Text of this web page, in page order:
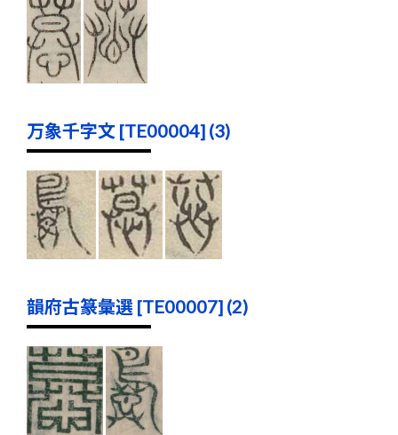
万象千字文 [TE00004] (3)
韻府古篆彙選 [TE00007] (2)